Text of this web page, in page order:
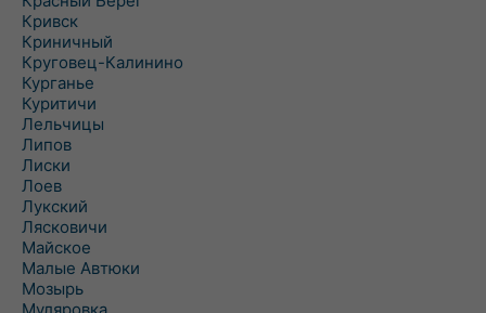
Кривск
Криничный
Круговец-Калинино
Курганье
Куритичи
Лельчицы
Липов
Лиски
Лоев
Лукский
Лясковичи
Майское
Малые Автюки
Мозырь